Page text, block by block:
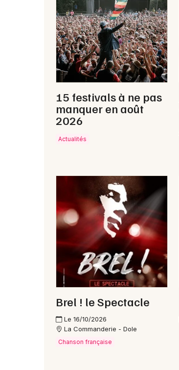
15 festivals à ne pas
manquer en août
2026
Actualités
Brel ! le Spectacle
Le 16/10/2026
La Commanderie - Dole
Chanson française